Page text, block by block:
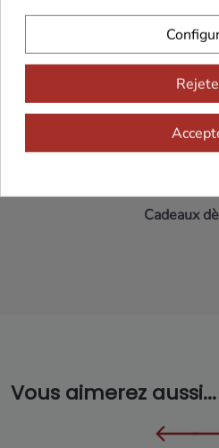
Maison Familiale
Franco de port 79€
Cadeaux
Vous aimerez aussi...